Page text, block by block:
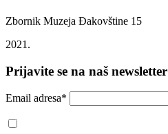
Zbornik Muzeja Đakovštine 15
2021.
Prijavite se na naš newsletter
Email adresa*